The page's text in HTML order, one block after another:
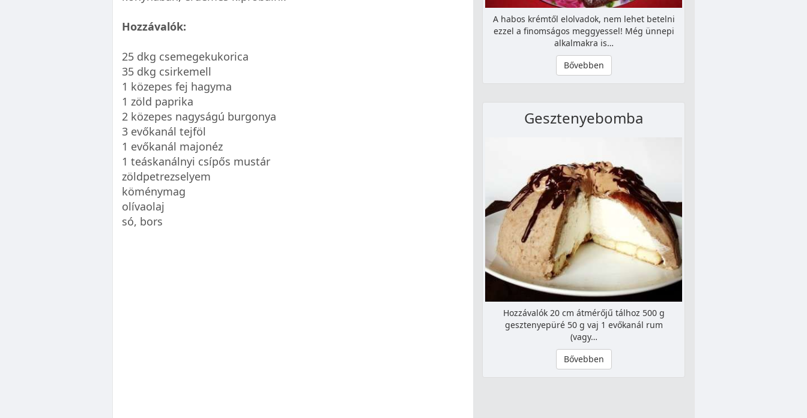
Hozzávalók:
25 dkg csemegekukorica
35 dkg csirkemell
1 közepes fej hagyma
1 zöld paprika
2 közepes nagyságú burgonya
3 evőkanál tejföl
1 evőkanál majonéz
1 teáskanálnyi csípős mustár
zöldpetrezselyem
köménymag
olívaolaj
só, bors
A habos krémtől elolvadok, nem lehet betelni
ezzel a finomságos meggyessel! Még ünnepi
alkalmakra is…
Bővebben
Gesztenyebomba
Hozzávalók 20 cm átmérőjű tálhoz 500 g
gesztenyepüré 50 g vaj 1 evőkanál rum
(vagy…
Bővebben